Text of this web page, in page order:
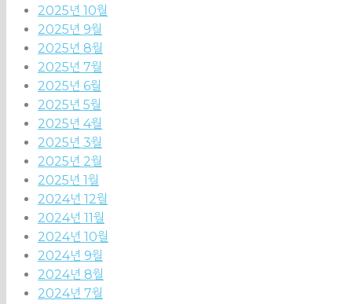
2025년 10월
2025년 9월
2025년 8월
2025년 7월
2025년 6월
2025년 5월
2025년 4월
2025년 3월
2025년 2월
2025년 1월
2024년 12월
2024년 11월
2024년 10월
2024년 9월
2024년 8월
2024년 7월